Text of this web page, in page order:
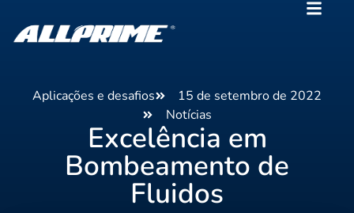
Aplicações e desafios
15 de setembro de 2022
Notícias
Excelência em
Bombeamento de
Fluidos